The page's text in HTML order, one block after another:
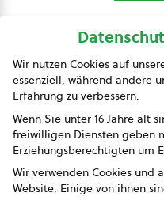
Wir nutzen Cookies auf
essenziell, während andere
Erfahrung zu verbessern.
Wenn Sie unter 16 Jahre alt
freiwilligen Diensten geben
Erziehungsberechtigten um
Wir verwenden Cookies und
Website. Einige von ihnen